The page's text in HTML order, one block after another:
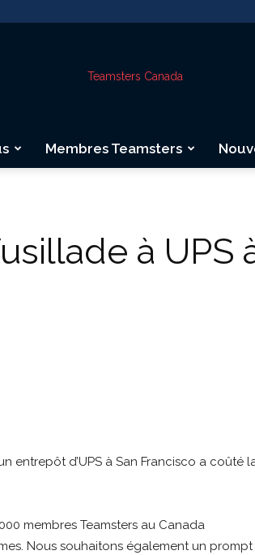
Membres Teamsters
à UPS
entrepôt d’UPS à San Francisco a coûté
membres Teamsters au Canada
Nous souhaitons également un prompt